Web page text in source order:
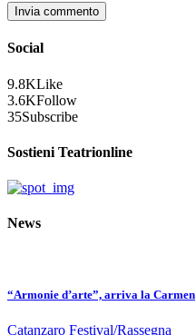
Social
9.8KLike
3.6KFollow
35Subscribe
Sostieni Teatrionline
News
“Armonie d’arte”, arriva la Carmen
Catanzaro Festival/Rassegna